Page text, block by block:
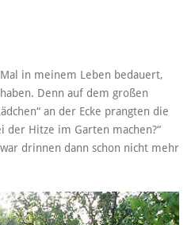
in meinem Leben bedauert,
Denn auf dem großen
an der Ecke prangten die
der Hitze im Garten machen?“
drinnen dann schon nicht mehr